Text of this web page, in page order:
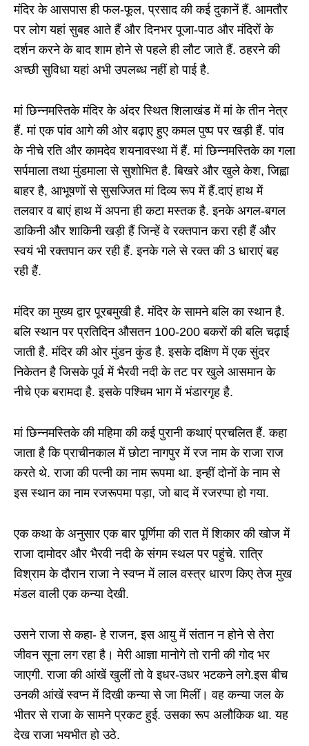
मंदिर के आसपास ही फल-फूल, प्रसाद की कई दुकानें हैं. आमतौर
पर लोग यहां सुबह आते हैं और दिनभर पूजा-पाठ और मंदिरों के
दर्शन करने के बाद शाम होने से पहले ही लौट जाते हैं. ठहरने की
अच्छी सुविधा यहां अभी उपलब्ध नहीं हो पाई है.
मां छिन्नमस्तिके मंदिर के अंदर स्थित शिलाखंड में मां के तीन नेत्र
हैं. मां एक पांव आगे की ओर बढ़ाए हुए कमल पुष्प पर खड़ी हैं. पांव
के नीचे रति और कामदेव शयनावस्था में हैं. मां छिन्नमस्तिके का गला
सर्पमाला तथा मुंडमाला से सुशोभित है. बिखरे और खुले केश, जिह्वा
बाहर है, आभूषणों से सुसज्जित मां दिव्य रूप में हैं.दाएं हाथ में
तलवार व बाएं हाथ में अपना ही कटा मस्तक है. इनके अगल-बगल
डाकिनी और शाकिनी खड़ी हैं जिन्हें वे रक्तपान करा रही हैं और
स्वयं भी रक्तपान कर रही हैं. इनके गले से रक्त की 3 धाराएं बह
रही हैं.
मंदिर का मुख्य द्वार पूरबमुखी है. मंदिर के सामने बलि का स्थान है.
बलि स्थान पर प्रतिदिन औसतन 100-200 बकरों की बलि चढ़ाई
जाती है. मंदिर की ओर मुंडन कुंड है. इसके दक्षिण में एक सुंदर
निकेतन है जिसके पूर्व में भैरवी नदी के तट पर खुले आसमान के
नीचे एक बरामदा है. इसके पश्चिम भाग में भंडारगृह है.
मां छिन्नमस्तिके की महिमा की कई पुरानी कथाएं प्रचलित हैं. कहा
जाता है कि प्राचीनकाल में छोटा नागपुर में रज नाम के राजा राज
करते थे. राजा की पत्नी का नाम रूपमा था. इन्हीं दोनों के नाम से
इस स्थान का नाम रजरूपमा पड़ा, जो बाद में रजरप्पा हो गया.
एक कथा के अनुसार एक बार पूर्णिमा की रात में शिकार की खोज में
राजा दामोदर और भैरवी नदी के संगम स्थल पर पहुंचे. रात्रि
विश्राम के दौरान राजा ने स्वप्न में लाल वस्त्र धारण किए तेज मुख
मंडल वाली एक कन्या देखी.
उसने राजा से कहा- हे राजन, इस आयु में संतान न होने से तेरा
जीवन सूना लग रहा है। मेरी आज्ञा मानोगे तो रानी की गोद भर
जाएगी. राजा की आंखें खुलीं तो वे इधर-उधर भटकने लगे.इस बीच
उनकी आंखें स्वप्न में दिखी कन्या से जा मिलीं। वह कन्या जल के
भीतर से राजा के सामने प्रकट हुई. उसका रूप अलौकिक था. यह
देख राजा भयभीत हो उठे.